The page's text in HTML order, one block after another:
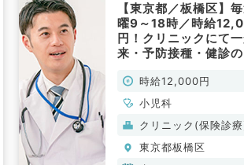
【東京都／板橋区】
曜9～18時／時給
円！クリニックにて
来・予防接種・健診の
時給12,000円
小児科
クリニック(保険診
東京都板橋区